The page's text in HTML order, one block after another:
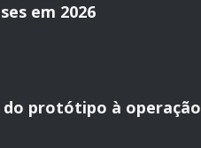
em 2026
do protótipo à operação